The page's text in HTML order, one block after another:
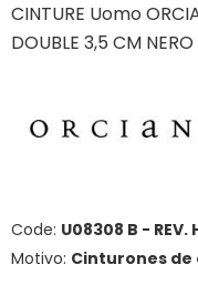
BRAND
CINTURE Uomo
DOUBLE 3,5 CM NERO
Code: U08308 B - REV.
Motivo: Cinturones de